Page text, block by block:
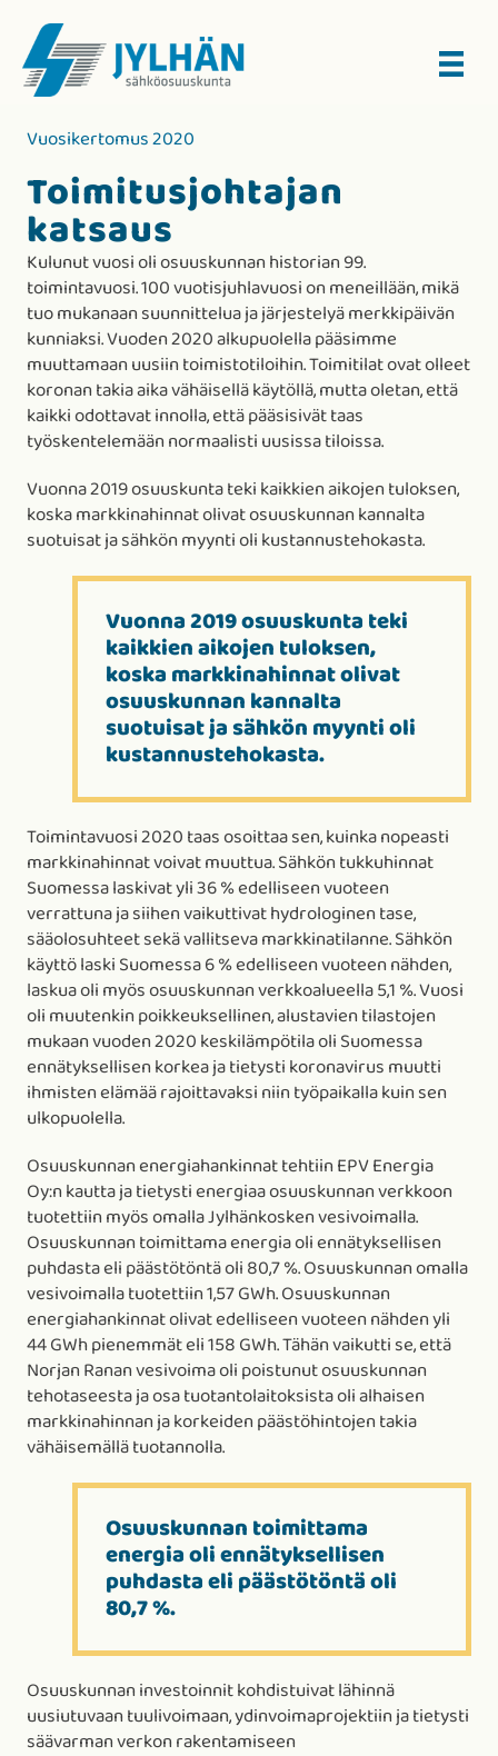
Vuosikertomus 2020
Toimitusjohtajan
katsaus
Kulunut vuosi oli osuuskunnan historian 99.
toimintavuosi. 100 vuotisjuhlavuosi on meneillään, mikä
tuo mukanaan suunnittelua ja järjestelyä merkkipäivän
kunniaksi. Vuoden 2020 alkupuolella pääsimme
muuttamaan uusiin toimistotiloihin. Toimitilat ovat olleet
koronan takia aika vähäisellä käytöllä, mutta oletan, että
kaikki odottavat innolla, että pääsisivät taas
työskentelemään normaalisti uusissa tiloissa.
Vuonna 2019 osuuskunta teki kaikkien aikojen tuloksen,
koska markkinahinnat olivat osuuskunnan kannalta
suotuisat ja sähkön myynti oli kustannustehokasta.
Vuonna 2019 osuuskunta teki
kaikkien aikojen tuloksen,
koska markkinahinnat olivat
osuuskunnan kannalta
suotuisat ja sähkön myynti oli
kustannustehokasta.
Toimintavuosi 2020 taas osoittaa sen, kuinka nopeasti
markkinahinnat voivat muuttua. Sähkön tukkuhinnat
Suomessa laskivat yli 36 % edelliseen vuoteen
verrattuna ja siihen vaikuttivat hydrologinen tase,
sääolosuhteet sekä vallitseva markkinatilanne. Sähkön
käyttö laski Suomessa 6 % edelliseen vuoteen nähden,
laskua oli myös osuuskunnan verkkoalueella 5,1 %. Vuosi
oli muutenkin poikkeuksellinen, alustavien tilastojen
mukaan vuoden 2020 keskilämpötila oli Suomessa
ennätyksellisen korkea ja tietysti koronavirus muutti
ihmisten elämää rajoittavaksi niin työpaikalla kuin sen
ulkopuolella.
Osuuskunnan energiahankinnat tehtiin EPV Energia
Oy:n kautta ja tietysti energiaa osuuskunnan verkkoon
tuotettiin myös omalla Jylhänkosken vesivoimalla.
Osuuskunnan toimittama energia oli ennätyksellisen
puhdasta eli päästötöntä oli 80,7 %. Osuuskunnan omalla
vesivoimalla tuotettiin 1,57 GWh. Osuuskunnan
energiahankinnat olivat edelliseen vuoteen nähden yli
44 GWh pienemmät eli 158 GWh. Tähän vaikutti se, että
Norjan Ranan vesivoima oli poistunut osuuskunnan
tehotaseesta ja osa tuotantolaitoksista oli alhaisen
markkinahinnan ja korkeiden päästöhintojen takia
vähäisemällä tuotannolla.
Osuuskunnan toimittama
energia oli ennätyksellisen
puhdasta eli päästötöntä oli
80,7 %.
Osuuskunnan investoinnit kohdistuivat lähinnä
uusiutuvaan tuulivoimaan, ydinvoimaprojektiin ja tietysti
säävarman verkon rakentamiseen